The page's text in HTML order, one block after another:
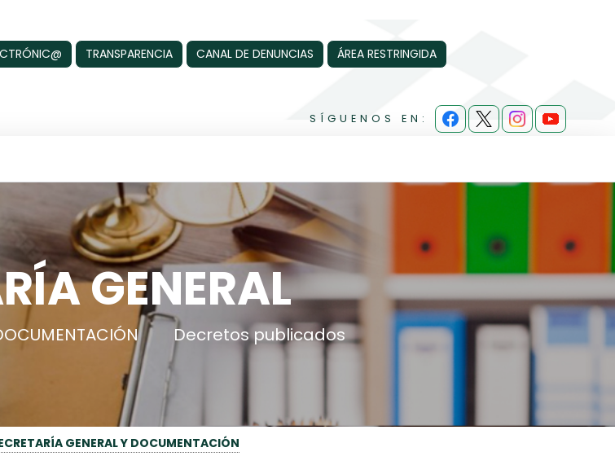
TRANSPARENCIA CANAL DE DENUNCIAS ÁREA RESTRINGIDA
SÍGUENOS EN:
GENERAL
Decretos publicados
GENERAL Y DOCUMENTACIÓN